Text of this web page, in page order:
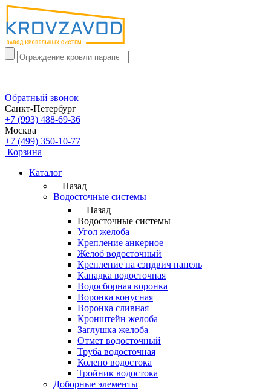
Обратный звонок
Санкт-Петербург
+7 (993) 488-69-36
Москва
+7 (499) 350-10-77
Корзина
Каталог
Назад
Водосточные системы
Назад
Водосточные системы
Угол желоба
Крепление анкерное
Желоб водосточный
Крепление на сэндвич панель
Канадка водосточная
Водосборная воронка
Воронка конусная
Воронка сливная
Кронштейн желоба
Заглушка желоба
Отмет водосточный
Труба водосточная
Колено водостока
Тройник водостока
Доборные элементы